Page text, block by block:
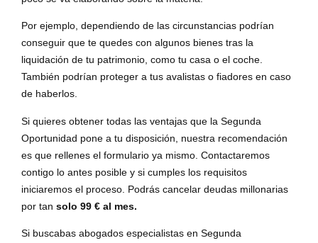
Por ejemplo, dependiendo de las circunstancias podrían
conseguir que te quedes con algunos bienes tras la
liquidación de tu patrimonio, como tu casa o el coche.
También podrían proteger a tus avalistas o fiadores en caso
de haberlos.
Si quieres obtener todas las ventajas que la Segunda
Oportunidad pone a tu disposición, nuestra recomendación
es que rellenes el formulario ya mismo. Contactaremos
contigo lo antes posible y si cumples los requisitos
iniciaremos el proceso. Podrás cancelar deudas millonarias
por tan solo 99 € al mes.
Si buscabas abogados especialistas en Segunda